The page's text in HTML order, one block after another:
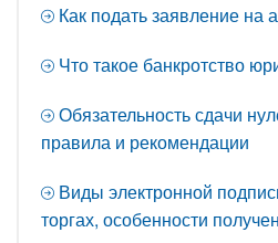
Как подать заявление на
Что такое банкротство
Обязательность сдачи
правила и рекомендации
Виды электронной
торгах, особенности